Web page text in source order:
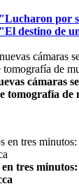
"Lucharon por
destino de
cámaras
tomografía de
tres